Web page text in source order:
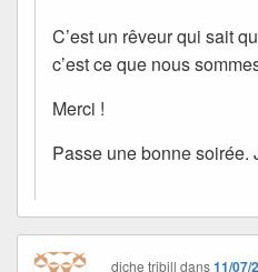
C’est un rêveur qui sait
c’est ce que nous
Merci !
Passe une bonne soirée.
diche tribill dans11/07/